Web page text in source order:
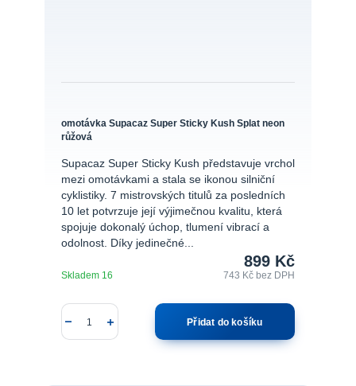
omotávka Supacaz Super Sticky Kush Splat neon
růžová
Supacaz Super Sticky Kush představuje vrchol
mezi omotávkami a stala se ikonou silniční
cyklistiky. 7 mistrovských titulů za posledních
10 let potvrzuje její výjimečnou kvalitu, která
spojuje dokonalý úchop, tlumení vibrací a
odolnost. Díky jedinečné...
899 Kč
743 Kč bez DPH
Skladem 16
Přidat do košíku